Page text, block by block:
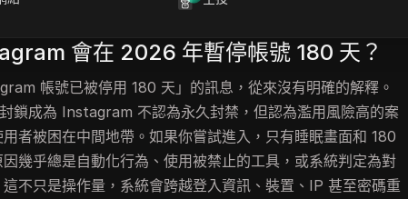
封鎖，以及防止新帳號在2026年被暫停的預防措施。
會在 2026 年暫停帳號 180 天？
帳號已被停用 180 天」的訊息，從來沒有明確的解釋。
鎖成為 Instagram 不認為永久封禁，但認為濫用風險高的案
者被困在中間地帶。如果你嘗試進入，只有睡眠畫面和 180
幾乎總是自動化行為、使用被禁止的工具，或系統判定為對
不只是操作量，系統會跨越登入資訊、裝置、IP 甚至密碼重